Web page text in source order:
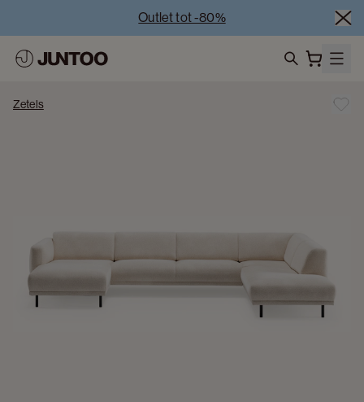
Outlet tot -80%
Zetels